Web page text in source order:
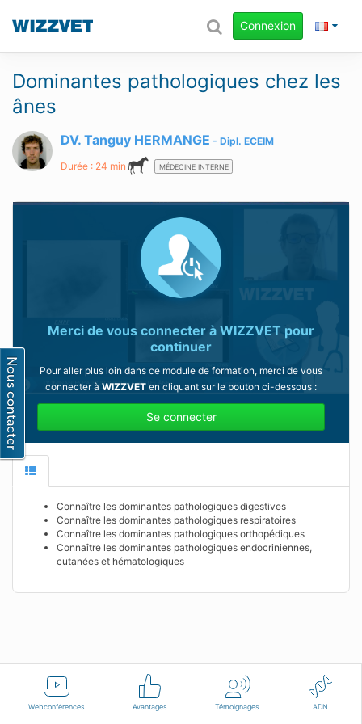
Webconférences Avantages Témoignages ADN
Connexion
Dominantes pathologiques chez les
ânes
DV. Tanguy HERMANGE Dipl. ECEIM
Durée : 24 min MÉDECINE INTERNE
Merci de vous connecter à WIZZVET pour
continuer
Pour aller plus loin dans ce module de formation, merci de vous
connecter à WIZZVET en cliquant sur le bouton ci-dessous :
Se connecter
Connaître les dominantes pathologiques digestives
Connaître les dominantes pathologiques respiratoires
Connaître les dominantes pathologiques orthopédiques
Connaître les dominantes pathologiques endocriniennes,
cutanées et hématologiques
Conditions d'utilisation Nous contacter